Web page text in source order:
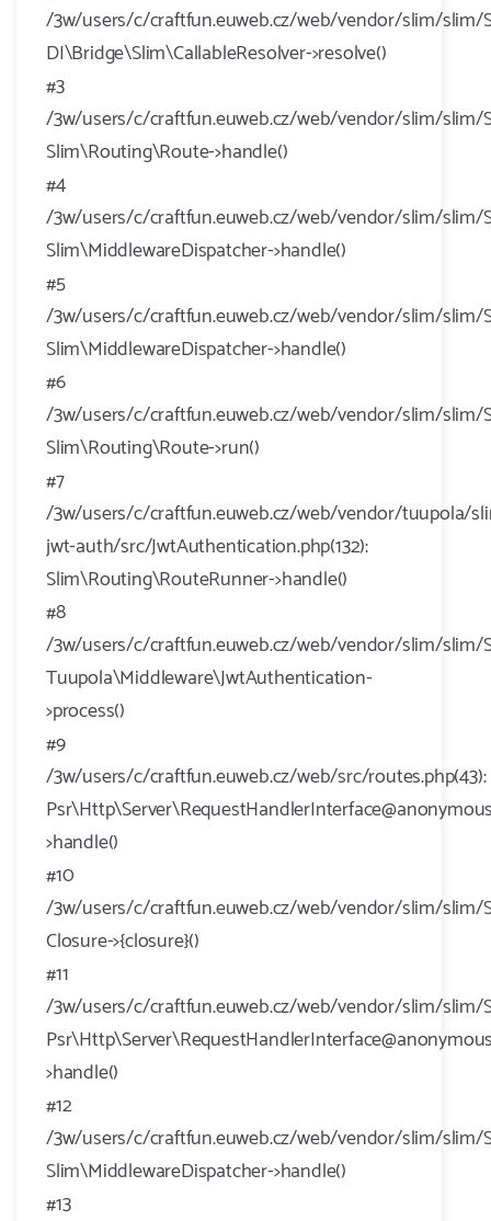
/3w/users/c/craftfun.euweb.cz/web/vendor/slim/slim/
DI\Bridge\Slim\CallableResolver->resolve()
#3
/3w/users/c/craftfun.euweb.cz/web/vendor/slim/slim/
Slim\Routing\Route->handle()
#4
/3w/users/c/craftfun.euweb.cz/web/vendor/slim/slim/
Slim\MiddlewareDispatcher->handle()
#5
/3w/users/c/craftfun.euweb.cz/web/vendor/slim/slim/
Slim\MiddlewareDispatcher->handle()
#6
/3w/users/c/craftfun.euweb.cz/web/vendor/slim/slim/
Slim\Routing\Route->run()
#7
/3w/users/c/craftfun.euweb.cz/web/vendor/tuupola/
jwt-auth/src/JwtAuthentication.php(132):
Slim\Routing\RouteRunner->handle()
#8
/3w/users/c/craftfun.euweb.cz/web/vendor/slim/slim/
Tuupola\Middleware\JwtAuthentication-
>process()
#9
/3w/users/c/craftfun.euweb.cz/web/src/routes.php(43):
>handle()
#10
/3w/users/c/craftfun.euweb.cz/web/vendor/slim/slim/
Closure->{closure}()
#11
/3w/users/c/craftfun.euweb.cz/web/vendor/slim/slim/
>handle()
#12
/3w/users/c/craftfun.euweb.cz/web/vendor/slim/slim/
Slim\MiddlewareDispatcher->handle()
#13